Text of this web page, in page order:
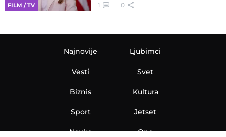
FILM / TV 1 0
Najnovije
Vesti
Biznis
Sport
Nauka
Ljubimci
Svet
Kultura
Jetset
Ona